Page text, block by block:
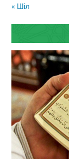
« Шіл